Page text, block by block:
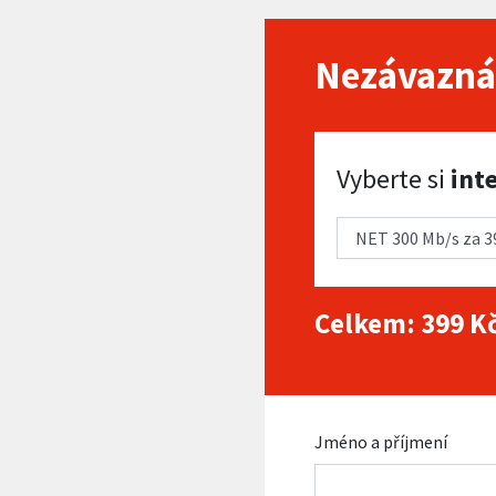
Vyberte si internet
Vyberte si
Celkem: 399
Jméno a příjmení